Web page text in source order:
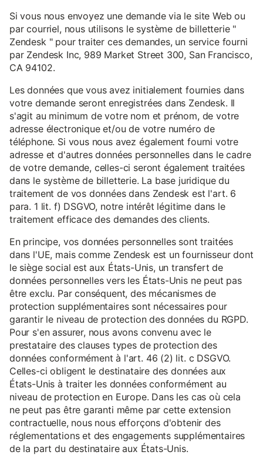
Si vous nous envoyez une demande via le site Web ou
par courriel, nous utilisons le système de billetterie "
Zendesk " pour traiter ces demandes, un service fourni
par Zendesk Inc, 989 Market Street 300, San Francisco,
CA 94102.
Les données que vous avez initialement fournies dans
votre demande seront enregistrées dans Zendesk. Il
s'agit au minimum de votre nom et prénom, de votre
adresse électronique et/ou de votre numéro de
téléphone. Si vous nous avez également fourni votre
adresse et d'autres données personnelles dans le cadre
de votre demande, celles-ci seront également traitées
dans le système de billetterie. La base juridique du
traitement de vos données dans Zendesk est l'art. 6
para. 1 lit. f) DSGVO, notre intérêt légitime dans le
traitement efficace des demandes des clients.
En principe, vos données personnelles sont traitées
dans l'UE, mais comme Zendesk est un fournisseur dont
le siège social est aux États-Unis, un transfert de
données personnelles vers les États-Unis ne peut pas
être exclu. Par conséquent, des mécanismes de
protection supplémentaires sont nécessaires pour
garantir le niveau de protection des données du RGPD.
Pour s'en assurer, nous avons convenu avec le
prestataire des clauses types de protection des
données conformément à l'art. 46 (2) lit. c DSGVO.
Celles-ci obligent le destinataire des données aux
États-Unis à traiter les données conformément au
niveau de protection en Europe. Dans les cas où cela
ne peut pas être garanti même par cette extension
contractuelle, nous nous efforçons d'obtenir des
réglementations et des engagements supplémentaires
de la part du destinataire aux États-Unis.